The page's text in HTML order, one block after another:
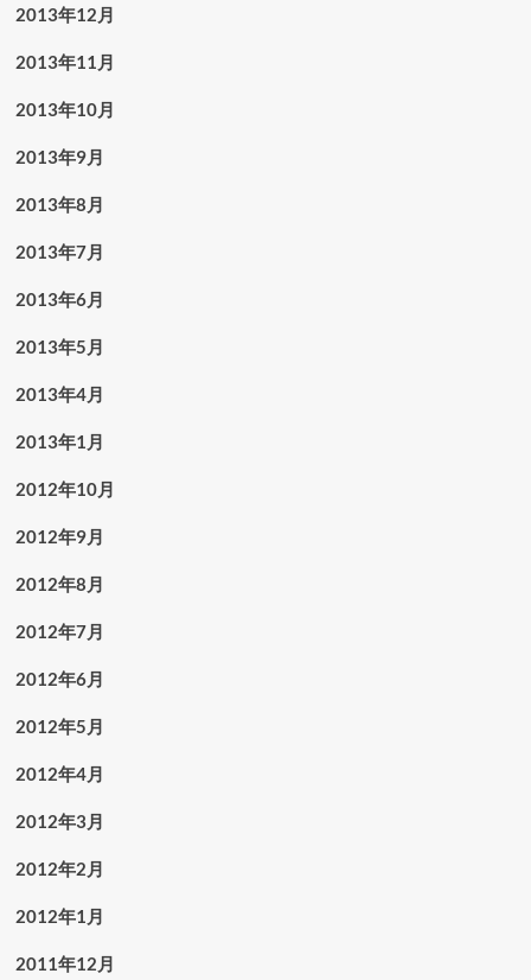
2013年12月
2013年11月
2013年10月
2013年9月
2013年8月
2013年7月
2013年6月
2013年5月
2013年4月
2013年1月
2012年10月
2012年9月
2012年8月
2012年7月
2012年6月
2012年5月
2012年4月
2012年3月
2012年2月
2012年1月
2011年12月